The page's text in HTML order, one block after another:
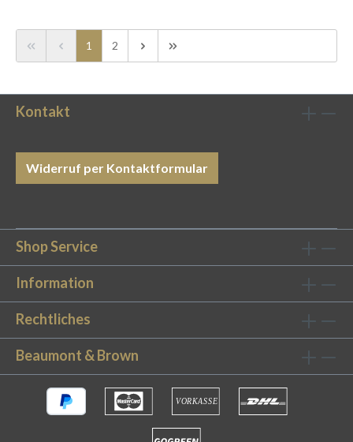
Seite
1 Seite
2
Kontakt
Widerruf per Kontaktformular
Shop Service
Information
Rechtliches
Beaumont & Brown